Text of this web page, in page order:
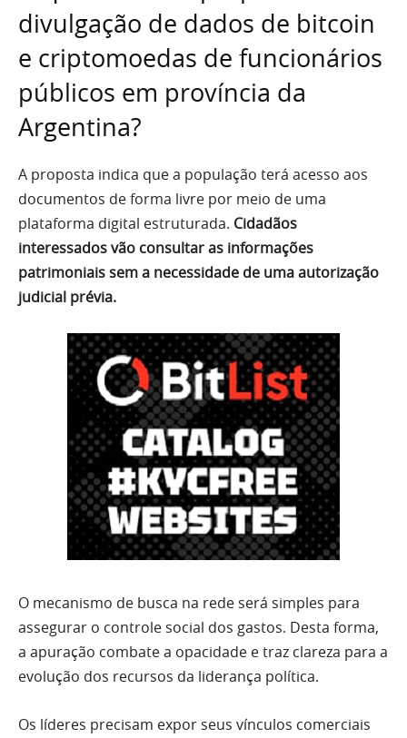
divulgação de dados de bitcoin
e criptomoedas de funcionários
públicos em província da
Argentina?
A proposta indica que a população terá acesso aos
documentos de forma livre por meio de uma
plataforma digital estruturada. Cidadãos
interessados vão consultar as informações
patrimoniais sem a necessidade de uma autorização
judicial prévia.
O mecanismo de busca na rede será simples para
assegurar o controle social dos gastos. Desta forma,
a apuração combate a opacidade e traz clareza para a
evolução dos recursos da liderança política.
Os líderes precisam expor seus vínculos comerciais